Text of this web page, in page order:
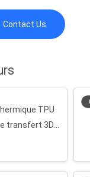
Contact Us
TPU
transfert 3D
Convient
chaussures